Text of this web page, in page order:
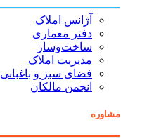
آژانس املاک
دفتر معماری
ساخت‌وساز
مدیریت املاک
فضای سبز و باغبانی
انجمن مالکان
مشاوره